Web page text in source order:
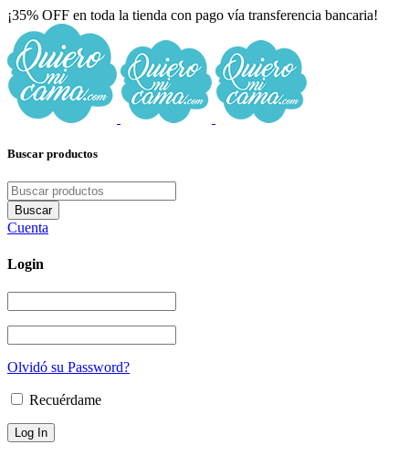
¡35% OFF en toda la tienda con pago vía transferencia bancaria!
Buscar productos
Cuenta
Login
Olvidó su Password?
Recuérdame